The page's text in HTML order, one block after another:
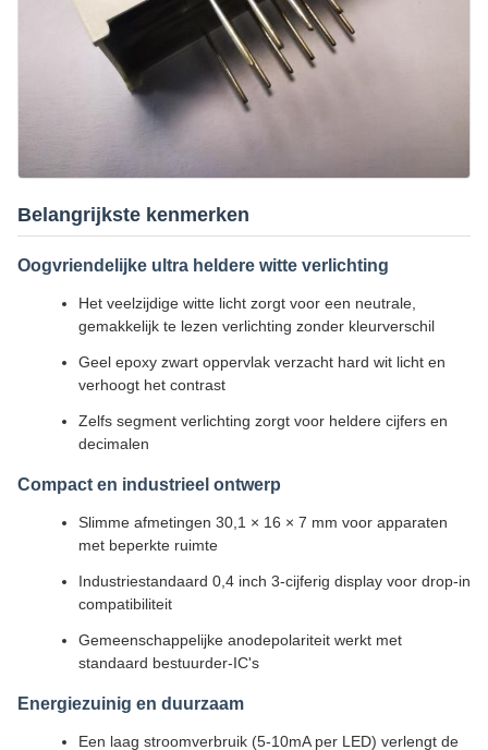
Belangrijkste kenmerken
Oogvriendelijke ultra heldere witte verlichting
Het veelzijdige witte licht zorgt voor een neutrale,
gemakkelijk te lezen verlichting zonder kleurverschil
Geel epoxy zwart oppervlak verzacht hard wit licht en
verhoogt het contrast
Zelfs segment verlichting zorgt voor heldere cijfers en
decimalen
Compact en industrieel ontwerp
Slimme afmetingen 30,1 × 16 × 7 mm voor apparaten
met beperkte ruimte
Industriestandaard 0,4 inch 3-cijferig display voor drop-in
compatibiliteit
Gemeenschappelijke anodepolariteit werkt met
standaard bestuurder-IC's
Energiezuinig en duurzaam
Een laag stroomverbruik (5-10mA per LED) verlengt de